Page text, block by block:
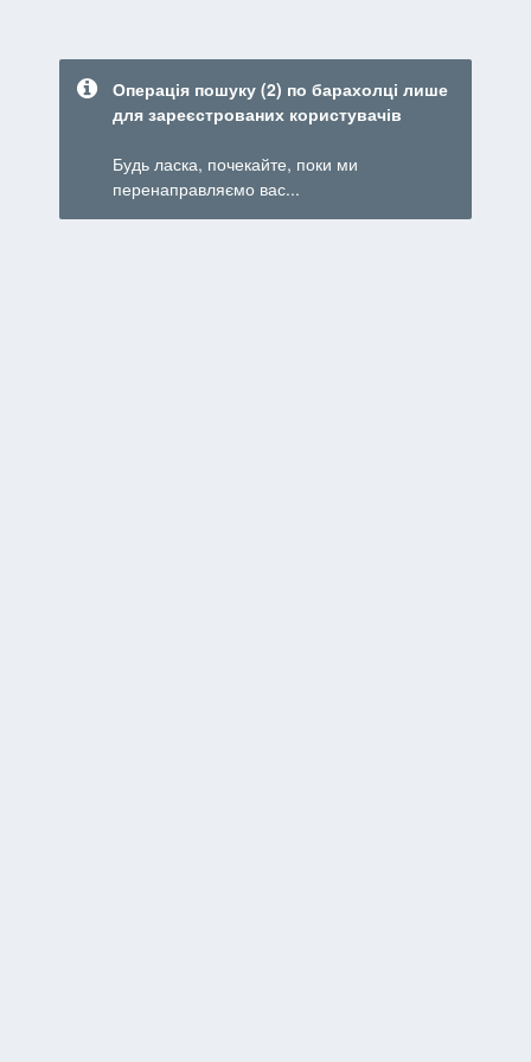
Операція пошуку (2) по барахолці лише
для зареєстрованих користувачів
Будь ласка, почекайте, поки ми
перенаправляємо вас...